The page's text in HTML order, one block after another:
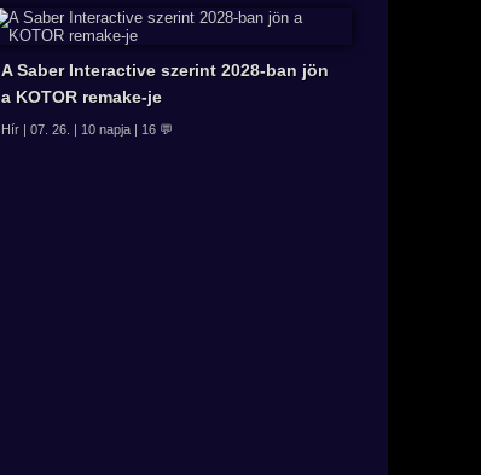
A Saber Interactive szerint 2028-ban jön
a KOTOR remake-je
Hír | 07. 26. | 10 napja | 16 💬